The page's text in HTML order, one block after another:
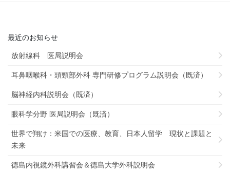
最近のお知らせ
放射線科 医局説明会
耳鼻咽喉科・頭頸部外科 専門研修プログラム説明会（既済）
脳神経内科説明会（既済）
眼科学分野 医局説明会（既済）
世界で翔け：米国での医療、教育、日本人留学 現状と課題と
未来
徳島内視鏡外科講習会＆徳島大学外科説明会